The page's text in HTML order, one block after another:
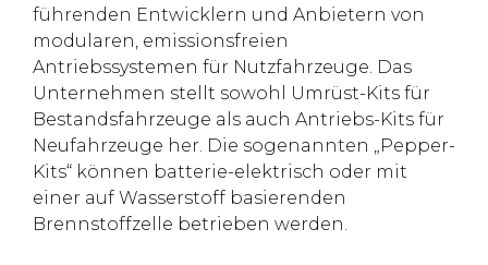
führenden Entwicklern und Anbietern von
modularen, emissionsfreien
Antriebssystemen für Nutzfahrzeuge. Das
Unternehmen stellt sowohl Umrüst-Kits für
Bestandsfahrzeuge als auch Antriebs-Kits für
Neufahrzeuge her. Die sogenannten „Pepper-
Kits“ können batterie-elektrisch oder mit
einer auf Wasserstoff basierenden
Brennstoffzelle betrieben werden.